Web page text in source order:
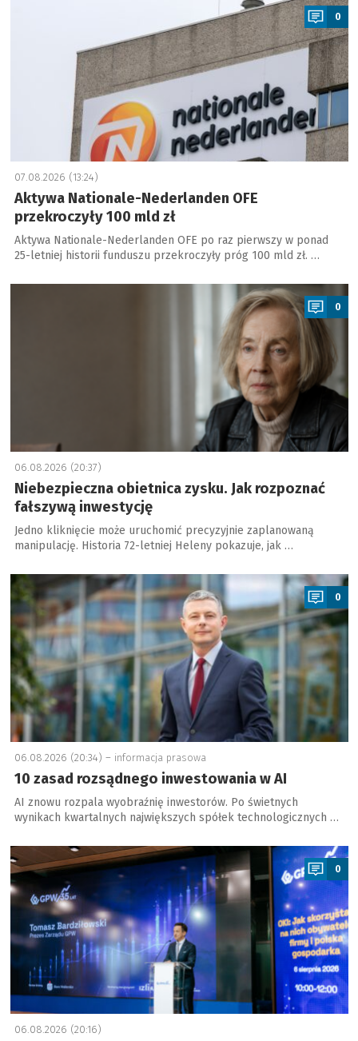
0
07.08.2026 (13:24)
Aktywa Nationale-Nederlanden OFE
przekroczyły 100 mld zł
Aktywa Nationale-Nederlanden OFE po raz pierwszy w ponad
25-letniej historii funduszu przekroczyły próg 100 mld zł. …
a
0
06.08.2026 (20:37)
Niebezpieczna obietnica zysku. Jak rozpoznać
fałszywą inwestycję
Jedno kliknięcie może uruchomić precyzyjnie zaplanowaną
manipulację. Historia 72-letniej Heleny pokazuje, jak …
a
0
06.08.2026 (20:34) – informacja prasowa
10 zasad rozsądnego inwestowania w AI
AI znowu rozpala wyobraźnię inwestorów. Po świetnych
wynikach kwartalnych największych spółek technologicznych …
a
0
06.08.2026 (20:16)